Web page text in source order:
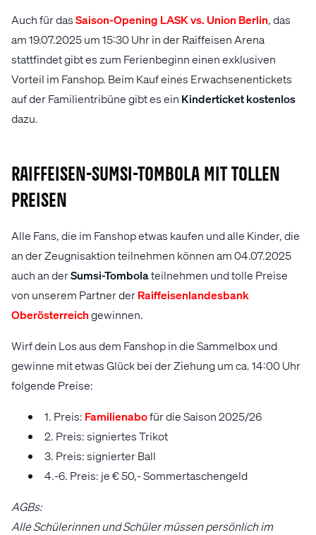
Auch für dasSaison-Opening LASK vs. Union Berlin, das
am 19.07.2025 um 15:30 Uhr in der Raiffeisen Arena
stattfindet gibt es zum Ferienbeginn einen exklusiven
Vorteil im Fanshop. Beim Kauf eines Erwachsenentickets
auf der Familientribüne gibt es ein Kinderticket kostenlos
dazu.
Raiffeisen-Sumsi-Tombola mit tollen
Preisen
Alle Fans, die im Fanshop etwas kaufen und alle Kinder, die
an der Zeugnisaktion teilnehmen können am 04.07.2025
auch an derSumsi-Tombolateilnehmen und tolle Preise
von unserem Partner derRaiffeisenlandesbank
Oberösterreichgewinnen.
Wirf dein Los aus dem Fanshop in die Sammelbox und
gewinne mit etwas Glück bei der Ziehung um ca. 14:00 Uhr
folgende Preise:
1. Preis: Familienabofür die Saison 2025/26
2. Preis: signiertes Trikot
3. Preis: signierter Ball
4.-6. Preis: je € 50,- Sommertaschengeld
AGBs:
Alle Schülerinnen und Schülermüssen persönlich im